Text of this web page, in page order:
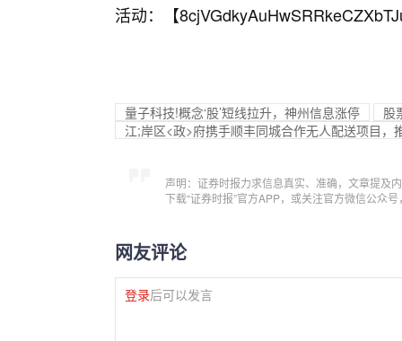
活动：【
量子科技!概念‘股’短线拉升，神州信息涨停
股
江;岸区<政>府携手顺丰同城合作无人配送项目，
声明：证券时报力求信息真实、准确，文章提及
下载“证券时报”官方APP，或关注官方微信公众
网友评论
登录后可以发言